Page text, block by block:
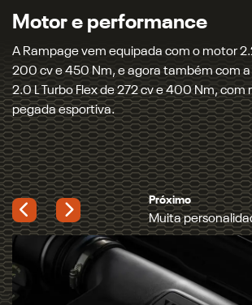
Motor e performance
A Rampage vem equipada com o motor
200 cv e 450 Nm, e agora também com
2.0 L Turbo Flex de 272 cv e 400 Nm, com
pegada esportiva.
Previous Next
Próximo
Muita